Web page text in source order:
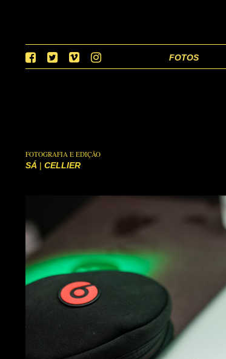
FOTOS
FOTOGRAFIA E EDIÇÃO
SÁ | CELLIER